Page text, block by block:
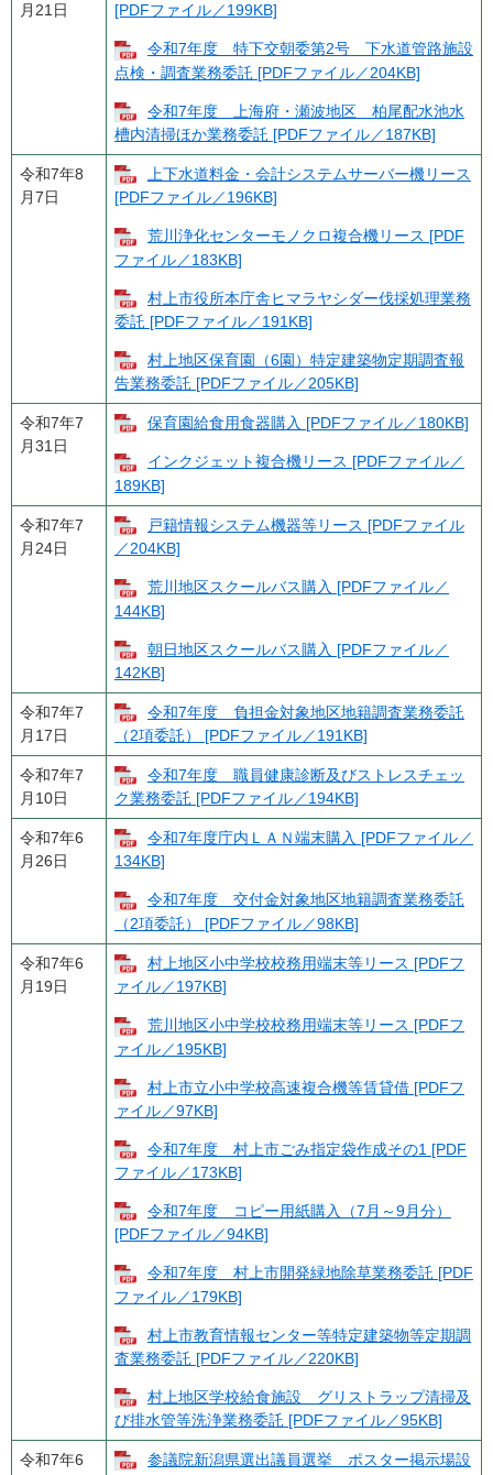
月21日
[PDFファイル／199KB]
令和7年度 特下交朝委第2号 下水道管路施設
点検・調査業務委託 [PDFファイル／204KB]
令和7年度 上海府・瀬波地区 柏尾配水池水
槽内清掃ほか業務委託 [PDFファイル／187KB]
令和7年8
月7日
上下水道料金・会計システムサーバー機リース
[PDFファイル／196KB]
荒川浄化センターモノクロ複合機リース [PDF
ファイル／183KB]
村上市役所本庁舎ヒマラヤシダー伐採処理業務
委託 [PDFファイル／191KB]
村上地区保育園（6園）特定建築物定期調査報
告業務委託 [PDFファイル／205KB]
令和7年7
月31日
保育園給食用食器購入 [PDFファイル／180KB]
インクジェット複合機リース [PDFファイル／
189KB]
令和7年7
月24日
戸籍情報システム機器等リース [PDFファイル
／204KB]
荒川地区スクールバス購入 [PDFファイル／
144KB]
朝日地区スクールバス購入 [PDFファイル／
142KB]
令和7年7
月17日
令和7年度 負担金対象地区地籍調査業務委託
（2項委託） [PDFファイル／191KB]
令和7年7
月10日
令和7年度 職員健康診断及びストレスチェッ
ク業務委託 [PDFファイル／194KB]
令和7年6
月26日
令和7年度庁内ＬＡＮ端末購入 [PDFファイル／
134KB]
令和7年度 交付金対象地区地籍調査業務委託
（2項委託） [PDFファイル／98KB]
令和7年6
月19日
村上地区小中学校校務用端末等リース [PDFフ
ァイル／197KB]
荒川地区小中学校校務用端末等リース [PDFフ
ァイル／195KB]
村上市立小中学校高速複合機等賃貸借 [PDFフ
ァイル／97KB]
令和7年度 村上市ごみ指定袋作成その1 [PDF
ファイル／173KB]
令和7年度 コピー用紙購入（7月～9月分）
[PDFファイル／94KB]
令和7年度 村上市開発緑地除草業務委託 [PDF
ファイル／179KB]
村上市教育情報センター等特定建築物等定期調
査業務委託 [PDFファイル／220KB]
村上地区学校給食施設 グリストラップ清掃及
び排水管等洗浄業務委託 [PDFファイル／95KB]
令和7年6
参議院新潟県選出議員選挙 ポスター掲示場設